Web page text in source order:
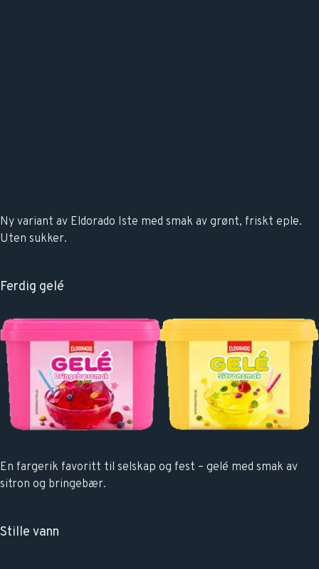
Ny variant av Eldorado Iste med smak av grønt, friskt eple.
Uten sukker.
Ferdig gelé
En fargerik favoritt til selskap og fest – gelé med smak av
sitron og bringebær.
Stille vann